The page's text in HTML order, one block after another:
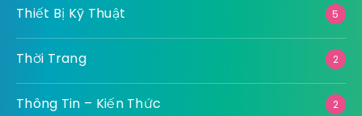
Thiết Bị Kỹ Thuật 5
Thời Trang 2
Thông Tin – Kiến Thức 2